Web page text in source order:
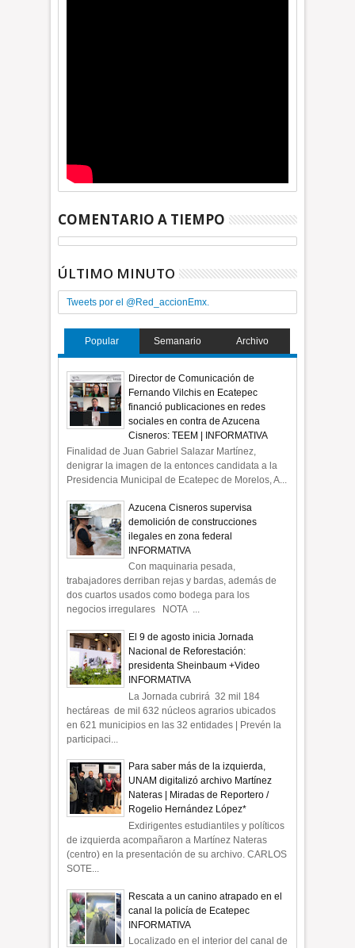
COMENTARIO A TIEMPO
ÚLTIMO MINUTO
Tweets por el @Red_accionEmx.
Popular Semanario Archivo
Director de Comunicación de
Fernando Vilchis en Ecatepec
financió publicaciones en redes
sociales en contra de Azucena
Cisneros: TEEM | INFORMATIVA
Finalidad de Juan Gabriel Salazar Martínez,
denigrar la imagen de la entonces candidata a la
Presidencia Municipal de Ecatepec de Morelos, A...
Azucena Cisneros supervisa
demolición de construcciones
ilegales en zona federal
INFORMATIVA
Con maquinaria pesada,
trabajadores derriban rejas y bardas, además de
dos cuartos usados como bodega para los
negocios irregulares NOTA ...
El 9 de agosto inicia Jornada
Nacional de Reforestación:
presidenta Sheinbaum +Video
INFORMATIVA
La Jornada cubrirá 32 mil 184
hectáreas de mil 632 núcleos agrarios ubicados
en 621 municipios en las 32 entidades | Prevén la
participaci...
Para saber más de la izquierda,
UNAM digitalizó archivo Martínez
Nateras | Miradas de Reportero /
Rogelio Hernández López*
Exdirigentes estudiantiles y políticos
de izquierda acompañaron a Martínez Nateras
(centro) en la presentación de su archivo. CARLOS
SOTE...
Rescata a un canino atrapado en el
canal la policía de Ecatepec
INFORMATIVA
Localizado en el interior del canal de